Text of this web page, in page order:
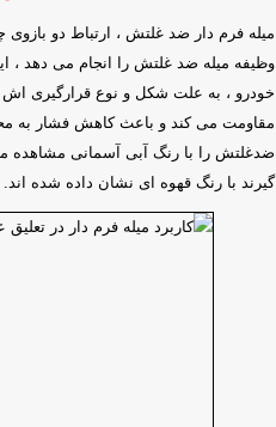
میله فرم دار ضد غلتش ، ارتباط دو
وظیفه میله ضد غلتش را انجام می دهد ،
خودرو ، به علت شکل و نوع قرارگیری اش
مقاومت می کند و باعث کاهش فشار به
ضدغلتش را با رنگ آبی آسمانی مشاهده
گیرند با رنگ قهوه ای نشان داده شده اند.